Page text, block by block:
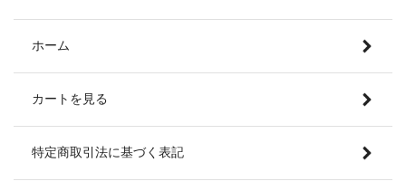
ホーム
カートを見る
特定商取引法に基づく表記